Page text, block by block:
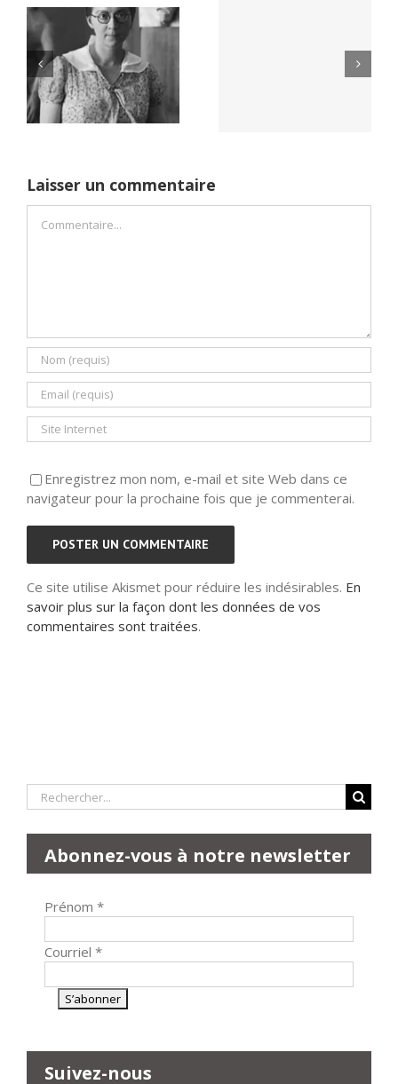
Netflix Field of
Dreams (1989)
Yaïr Golan : une
Laisser un commentaire
Enregistrez mon nom, e-mail et site Web dans ce
navigateur pour la prochaine fois que je commenterai.
Ce site utilise Akismet pour réduire les indésirables. En
savoir plus sur la façon dont les données de vos
commentaires sont traitées.
Rechercher:
Abonnez-vous à notre newsletter
Prénom *
Courriel *
Suivez-nous